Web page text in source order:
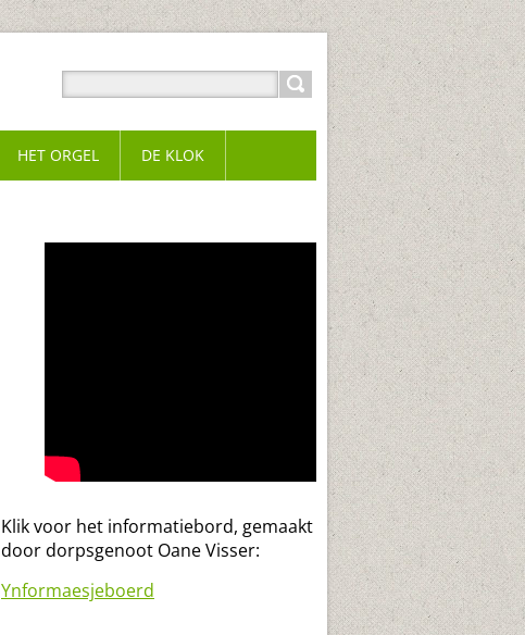
Klik voor het informatiebord, gemaakt
door dorpsgenoot Oane Visser:
Ynformaesjeboerd
HET ORGEL DE KLOK